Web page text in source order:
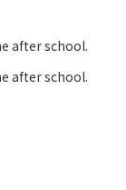
after school.
after school.